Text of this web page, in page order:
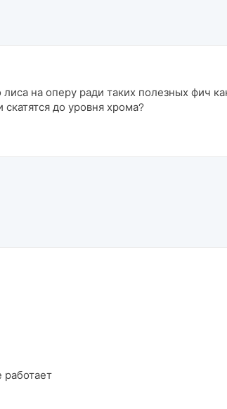
на оперу ради таких полезных фич
до уровня хрома?
работает